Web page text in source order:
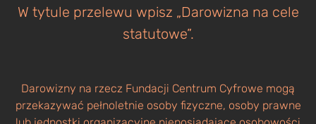
W tytule przelewu wpisz „Darowizna na cele
statutowe”.
Darowizny na rzecz Fundacji Centrum Cyfrowe mogą
przekazywać pełnoletnie osoby fizyczne, osoby prawne